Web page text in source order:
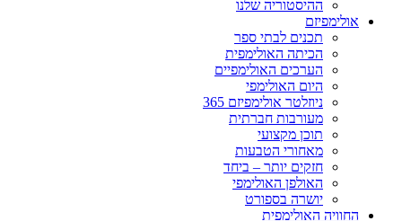
ההיסטוריה שלנו
אולימפיזם
תכנים לבתי ספר
הכיתה האולימפית
הערכים האולימפיים
היום האולימפי
ניוזלטר אולימפיזם 365
מעורבות חברתית
תוכן מקצועי
מאחורי הטבעות
חזקים יותר – ביחד
האולפן האולימפי
יושרה בספורט
החוויה האולימפית